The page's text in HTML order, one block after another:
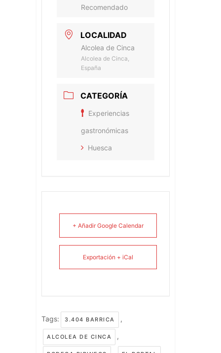
Recomendado
LOCALIDAD
Alcolea de Cinca
Alcolea de Cinca,
España
CATEGORÍA
Experiencias
gastronómicas
Huesca
+ Añadir Google Calendar
Exportación + iCal
Tags: 3.404 BARRICA ,
ALCOLEA DE CINCA ,